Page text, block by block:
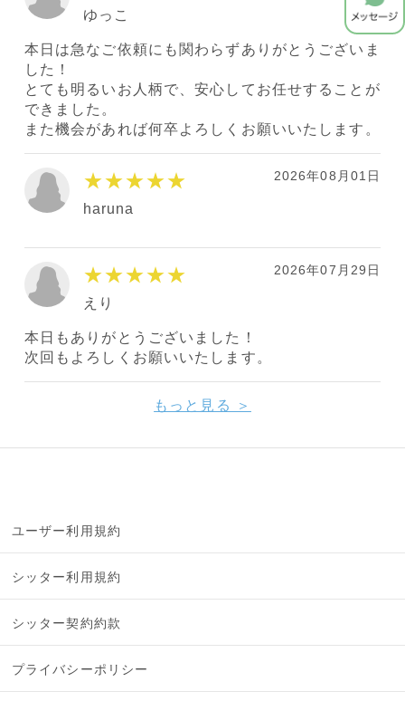
ゆっこ
本日は急なご依頼にも関わらずありがとうございま
した！
とても明るいお人柄で、安心してお任せすることが
できました。
また機会があれば何卒よろしくお願いいたします。
★★★★★ 2026年08月01日
haruna
★★★★★ 2026年07月29日
えり
本日もありがとうございました！
次回もよろしくお願いいたします。
もっと見る ＞
ユーザー利用規約
シッター利用規約
シッター契約約款
プライバシーポリシー